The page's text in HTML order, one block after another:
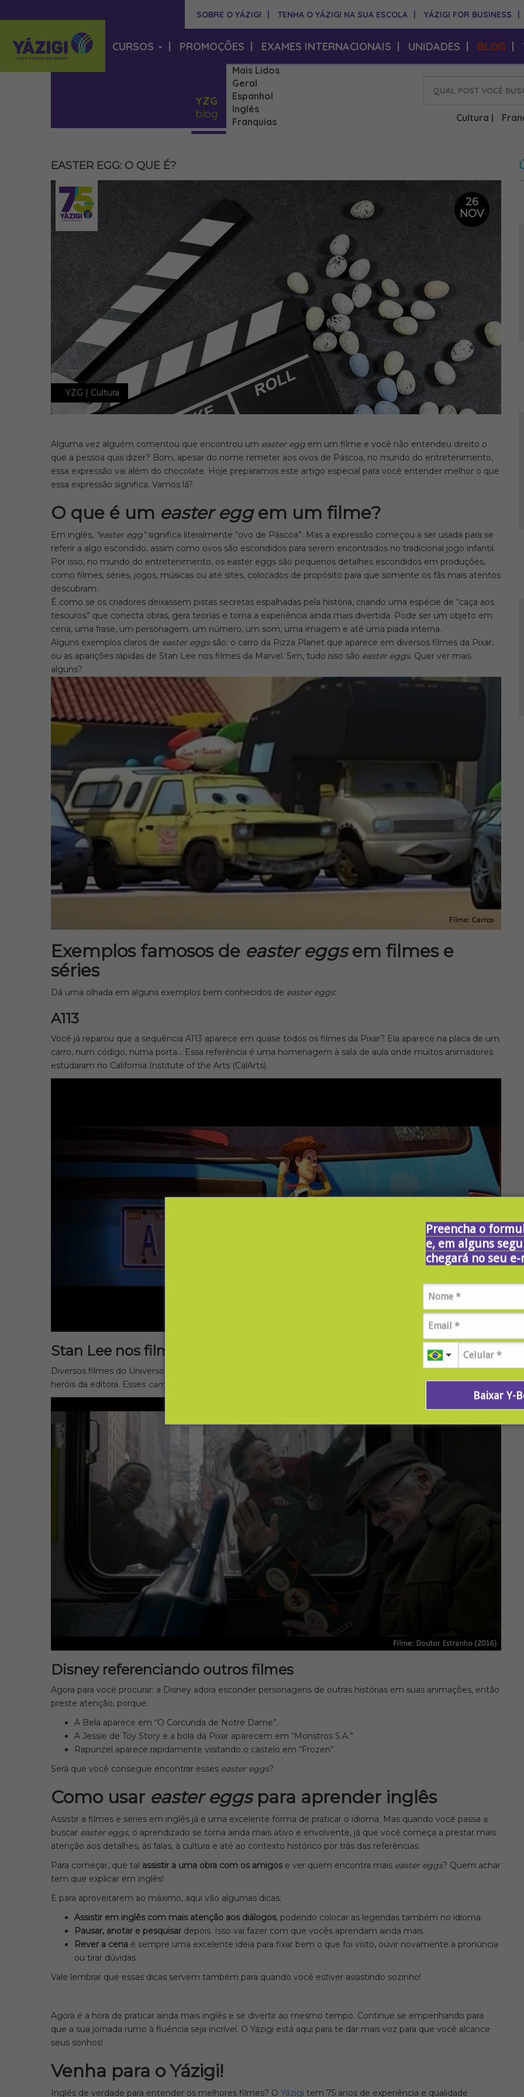
Preencha o
e, em alguns
chegará no seu
Baixar Y-
SOBRE O YÁZIGI TENHA O YÁZIGI NA SUA ESCOLA YÁZIGI FOR BUSINESS
CURSOS PROMOÇÕES EXAMES INTERNACIONAIS UNIDADES BLOG
YZG
blog
Mais Lidos
Geral
Espanhol
Inglês
Franquias
Cultura
EASTER EGG: O QUE É?
YZG | Cultura
26
NOV
Alguma vez alguém comentou que encontrou um easter egg em um filme e você não entendeu direito o
que a pessoa quis dizer? Bom, apesar do nome remeter aos ovos de Páscoa, no mundo do entretenimento,
essa expressão vai além do chocolate. Hoje preparamos este artigo especial para você entender melhor o que
essa expressão significa. Vamos lá?
O que é um easter eggem um filme?
Em inglês, “easter egg”significa literalmente “ovo de Páscoa”. Mas a expressão começou a ser usada para se
referir a algo escondido, assim como ovos são escondidos para serem encontrados no tradicional jogo infantil.
Por isso, no mundo do entretenimento, os easter eggs são pequenos detalhes escondidos em produções,
como filmes, séries, jogos, músicas ou até sites, colocados de propósito para que somente os fãs mais atentos
descubram.
É como se os criadores deixassem pistas secretas espalhadas pela história, criando uma espécie de “caça aos
tesouros” que conecta obras, gera teorias e torna a experiência ainda mais divertida. Pode ser um objeto em
cena, uma frase, um personagem, um número, um som, uma imagem e até uma piada interna.
Alguns exemplos claros de easter eggs são: o carro da Pizza Planet que aparece em diversos filmes da Pixar,
ou as aparições rápidas de Stan Lee nos filmes da Marvel. Sim, tudo isso são easter eggs. Quer ver mais
alguns?
Exemplos famosos de easter eggsem filmes e
séries
Dá uma olhada em alguns exemplos bem conhecidos de easter eggs:
A113
Você já reparou que a sequência A113 aparece em quase todos os filmes da Pixar? Ela aparece na placa de um
carro, num código, numa porta… Essa referência é uma homenagem à sala de aula onde muitos animadores
estudaram no California Institute of the Arts (CalArts).
Stan Lee nos filmes da Marvel
Diversos filmes do Universo Cinematográfico Marvel têm uma rápida aparição de Stan Lee, criador de muitos
heróis da editora. Esses cameos
Disney referenciando outros filmes
Agora para você procurar: a Disney adora esconder personagens de outras histórias em suas animações, então
preste atenção, porque:
A Bela aparece em “O Corcunda de Notre Dame”.
A Jessie de Toy Story e a bola da Pixar aparecem em “Monstros S.A.”.
Rapunzel aparece rapidamente visitando o castelo em “Frozen”.
Será que você consegue encontrar esses easter eggs?
Como usar easter eggs para aprender inglês
Assistir a filmes e séries em inglês já é uma excelente forma de praticar o idioma. Mas quando você passa a
buscar easter eggs, o aprendizado se torna ainda mais ativo e envolvente, já que você começa a prestar mais
atenção aos detalhes, às falas, à cultura e até ao contexto histórico por trás das referências.
Para começar, que tal assistir a uma obra com os amigose ver quem encontra mais easter eggs? Quem achar
tem que explicar em inglês!
E para aproveitarem ao máximo, aqui vão algumas dicas:
Assistir em inglês com mais atenção aos diálogos, podendo colocar as legendas também no idioma.
Pausar, anotar e pesquisar depois. Isso vai fazer com que vocês aprendam ainda mais.
Rever a cena é sempre uma excelente ideia para fixar bem o que foi visto, ouvir novamente a pronúncia
ou tirar dúvidas.
Vale lembrar que essas dicas servem também para quando você estiver assistindo sozinho!
Agora é a hora de praticar ainda mais inglês e se divertir ao mesmo tempo. Continue se empenhando para
que a sua jornada rumo à fluência seja incrível. O Yázigi está aqui para te dar mais voz para que você alcance
seus sonhos!
Venha para o Yázigi!
Inglês de verdade para entender os melhores filmes? O Yázigi tem 75 anos de experiência e qualidade